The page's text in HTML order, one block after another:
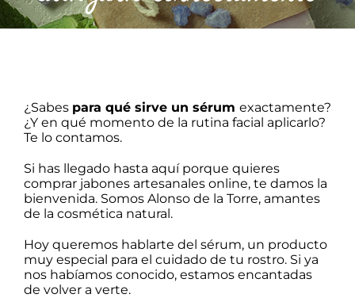
Barba
Packs regalo
Talleres
Blog
¿Sabes para qué sirve un sérum exactamente?
¿Y en qué momento de la rutina facial aplicarlo?
Te lo contamos.
Si has llegado hasta aquí porque quieres
comprar jabones artesanales online, te damos la
bienvenida. Somos Alonso de la Torre, amantes
de la cosmética natural.
Hoy queremos hablarte del sérum, un producto
muy especial para el cuidado de tu rostro. Si ya
nos habíamos conocido, estamos encantadas
de volver a verte.